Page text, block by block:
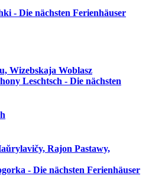
Wizebskaja Woblasz
Rajon Pastawy,